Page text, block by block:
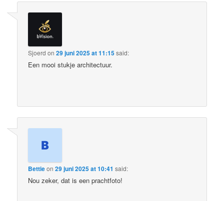
Sjoerd on29 juni 2025 at 11:15said:
Een mooi stukje architectuur.
Bettieon29 juni 2025 at 10:41 said:
Nou zeker, dat is een prachtfoto!